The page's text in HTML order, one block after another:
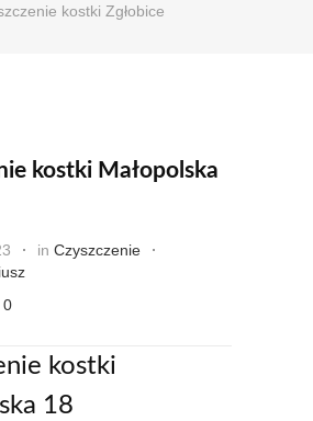
kostki Zgłobice
kostki Małopolska
in Czyszczenie
0
kostki
18